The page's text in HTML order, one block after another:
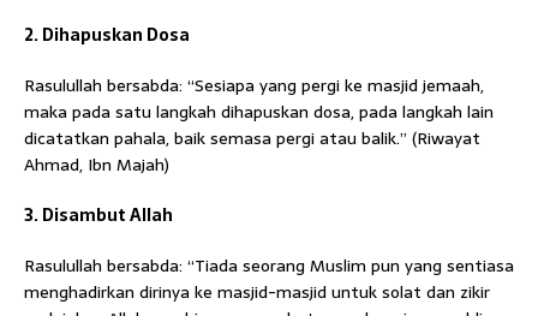
2. Dihapuskan Dosa
Rasulullah bersabda: “Sesiapa yang pergi ke masjid jemaah,
maka pada satu langkah dihapuskan dosa, pada langkah lain
dicatatkan pahala, baik semasa pergi atau balik.” (Riwayat
Ahmad, Ibn Majah)
3. Disambut Allah
Rasulullah bersabda: “Tiada seorang Muslim pun yang sentiasa
menghadirkan dirinya ke masjid-masjid untuk solat dan zikir